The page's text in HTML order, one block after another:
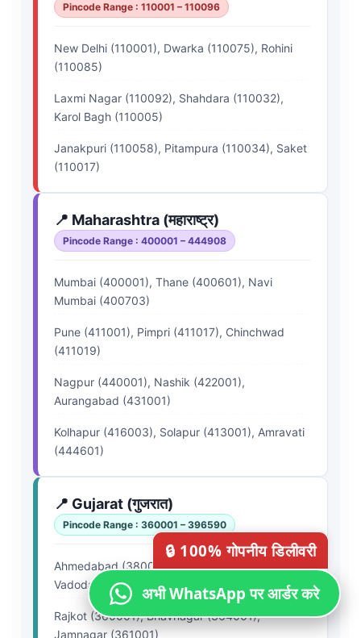
🔒 100% गोपनीय डिलीवरी
अभी WhatsApp पर आर्डर करे
Pincode Range : 110001 – 110096
New Delhi (110001), Dwarka (110075), Rohini
(110085)
Laxmi Nagar (110092), Shahdara (110032),
Karol Bagh (110005)
Janakpuri (110058), Pitampura (110034), Saket
(110017)
📍 Maharashtra (महाराष्ट्र)
Pincode Range : 400001 – 444908
Mumbai (400001), Thane (400601), Navi
Mumbai (400703)
Pune (411001), Pimpri (411017), Chinchwad
(411019)
Nagpur (440001), Nashik (422001),
Aurangabad (431001)
Kolhapur (416003), Solapur (413001), Amravati
(444601)
📍 Gujarat (गुजरात)
Pincode Range : 360001 – 396590
Ahmedabad (380001), Surat (395001),
Vadodara (390001)
Rajkot (360001), Bhavnagar (364001),
Jamnagar (361001)